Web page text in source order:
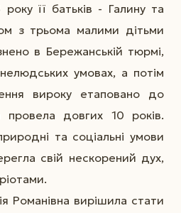
її батьків - Галину та
з трьома малими дітьми
в Бережанській тюрмі,
умовах, а потім
вироку етаповано до
довгих 10 років.
та соціальні умови
свій нескорений дух,
Романівна вирішила стати